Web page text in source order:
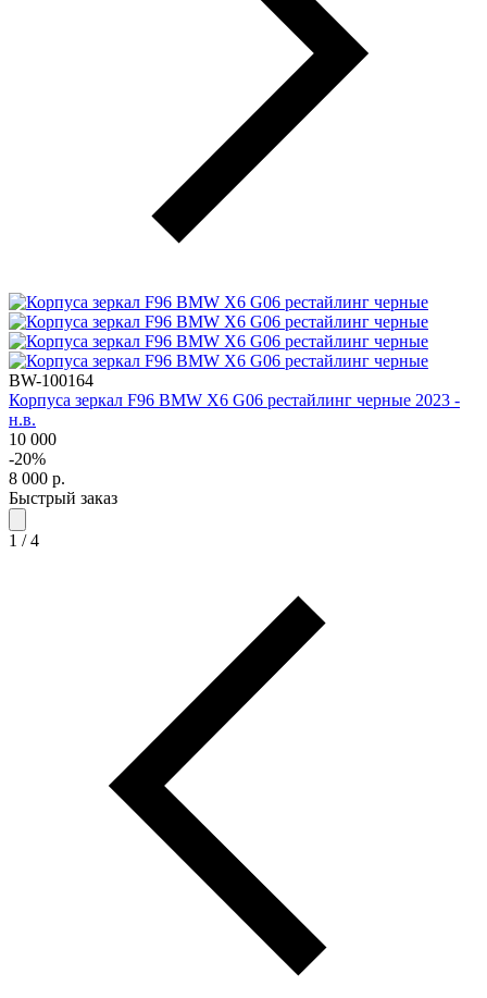
BW-100164
Корпуса зеркал F96 BMW X6 G06 рестайлинг черные 2023 -
н.в.
10 000
-20%
8 000 р.
Быстрый заказ
1 /4